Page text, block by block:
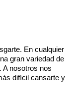
En cualquier
gran variedad de
A nosotros nos
difícil cansarte y